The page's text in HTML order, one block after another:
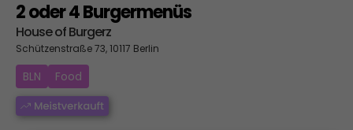
2 oder 4 Burgermenüs
House of Burgerz
Schützenstraße 73, 10117 Berlin
BLN Food